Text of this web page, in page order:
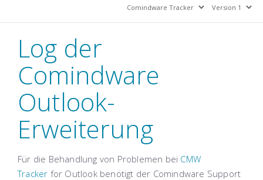
Log der
Comindware
Outlook-
Erweiterung
Für die Behandlung von Problemen bei CMW
Tracker for Outlookbenötigt der Comindware Support